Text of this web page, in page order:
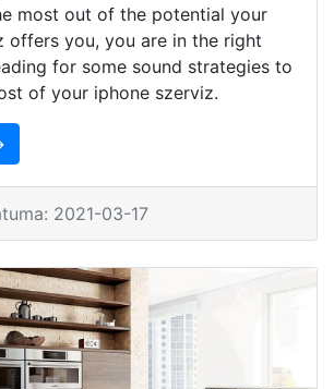
most out of the potential your
offers you, you are in the right
for some sound strategies to
of your iphone szerviz.
2021-03-17